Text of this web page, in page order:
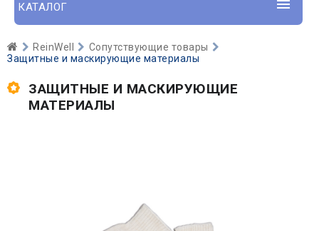
КАТАЛОГ
ReinWell
Сопутствующие товары
Защитные и маскирующие материалы
ЗАЩИТНЫЕ И МАСКИРУЮЩИЕ
МАТЕРИАЛЫ